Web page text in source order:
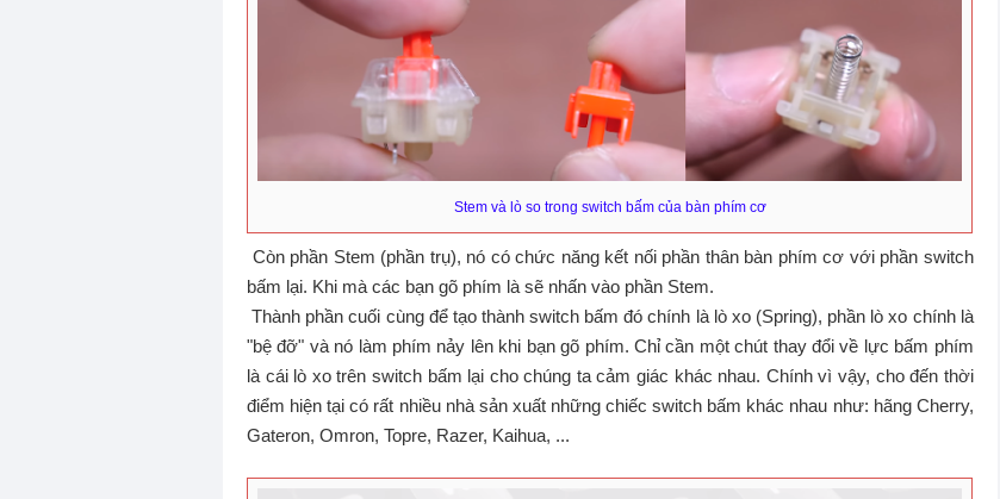
Stem và lò so trong switch bấm của bàn phím cơ
Còn phần Stem (phần trụ), nó có chức năng kết nối phần thân bàn phím cơ với phần switch
bấm lại. Khi mà các bạn gõ phím là sẽ nhấn vào phần Stem.
Thành phần cuối cùng để tạo thành switch bấm đó chính là lò xo (Spring), phần lò xo chính là
"bệ đỡ" và nó làm phím nảy lên khi bạn gõ phím. Chỉ cần một chút thay đổi về lực bấm phím
là cái lò xo trên switch bấm lại cho chúng ta cảm giác khác nhau. Chính vì vậy, cho đến thời
điểm hiện tại có rất nhiều nhà sản xuất những chiếc switch bấm khác nhau như: hãng Cherry,
Gateron, Omron, Topre, Razer, Kaihua, ...